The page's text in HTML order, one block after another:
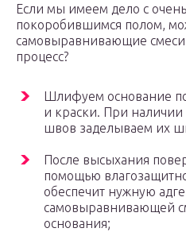
Если мы имеем дело с
покоробившимся полом,
самовыравнивающие
процесс?
Шлифуем основание
и краски. При
швов заделываем их
После высыхания
помощью
обеспечит нужную
самовыравнивающей
основания;